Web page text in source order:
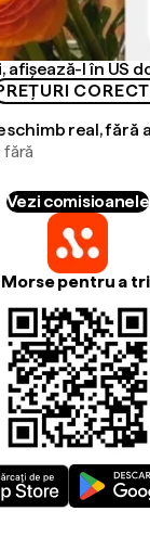
afișează-l în US
schimb real, fără
fără
Vezi comisioanele
pentru a